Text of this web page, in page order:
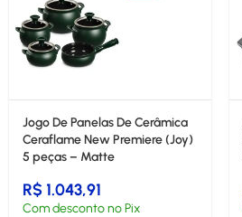
Jogo De Panelas De Cerâmica
Ceraflame New Premiere (Joy)
5 peças – Matte
R$1.043,91
Com desconto no Pix